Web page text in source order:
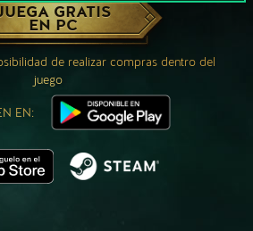
GRATIS
EN PC
de realizar compras dentro del
juego
EN: